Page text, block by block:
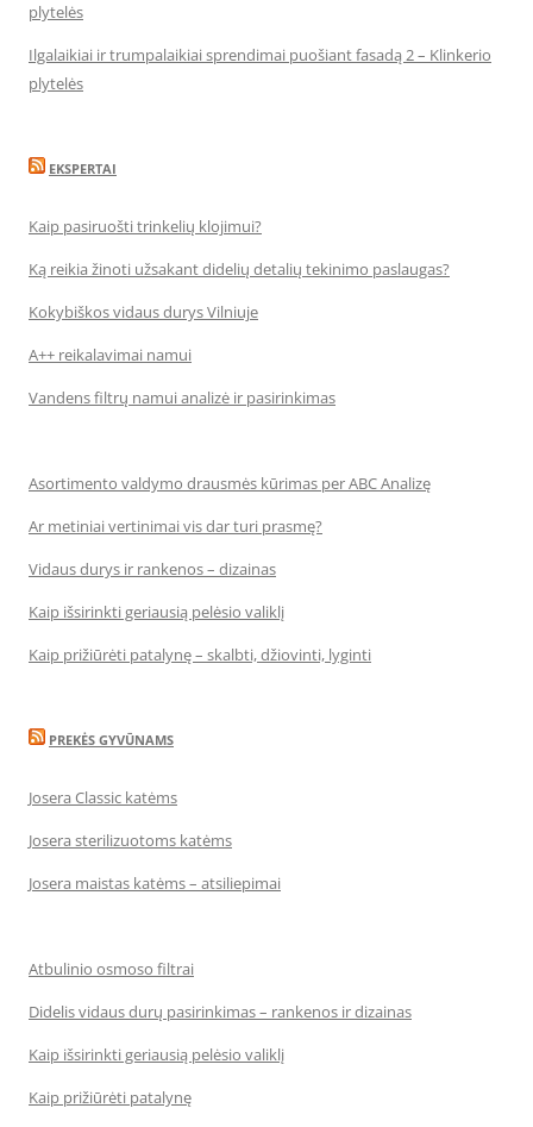
plytelės
Ilgalaikiai ir trumpalaikiai sprendimai puošiant fasadą 2 – Klinkerio
plytelės
EKSPERTAI
Kaip pasiruošti trinkelių klojimui?
Ką reikia žinoti užsakant didelių detalių tekinimo paslaugas?
Kokybiškos vidaus durys Vilniuje
A++ reikalavimai namui
Vandens filtrų namui analizė ir pasirinkimas
Asortimento valdymo drausmės kūrimas per ABC Analizę
Ar metiniai vertinimai vis dar turi prasmę?
Vidaus durys ir rankenos – dizainas
Kaip išsirinkti geriausią pelėsio valiklį
Kaip prižiūrėti patalynę – skalbti, džiovinti, lyginti
PREKĖS GYVŪNAMS
Josera Classic katėms
Josera sterilizuotoms katėms
Josera maistas katėms – atsiliepimai
Atbulinio osmoso filtrai
Didelis vidaus durų pasirinkimas – rankenos ir dizainas
Kaip išsirinkti geriausią pelėsio valiklį
Kaip prižiūrėti patalynę